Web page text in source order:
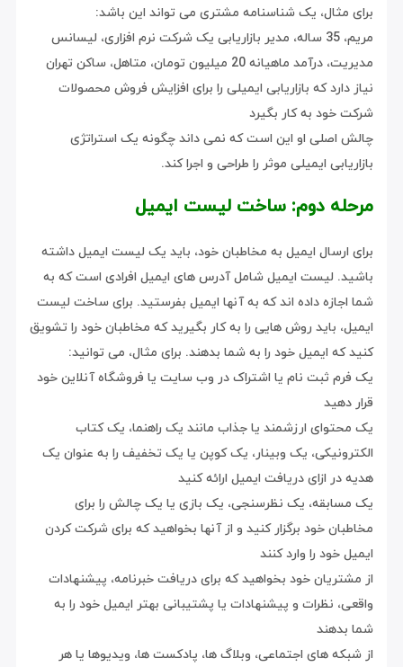
برای مثال، یک شناسنامه مشتری می تواند این باشد:
مریم، 35 ساله، مدیر بازاریابی یک شرکت نرم افزاری، لیسانس
مدیریت، درآمد ماهیانه 20 میلیون تومان، متاهل، ساکن تهران
نیاز دارد که بازاریابی ایمیلی را برای افزایش فروش محصولات
شرکت خود به کار بگیرد
چالش اصلی او این است که نمی داند چگونه یک استراتژی
بازاریابی ایمیلی موثر را طراحی و اجرا کند.
مرحله دوم: ساخت لیست ایمیل
برای ارسال ایمیل به مخاطبان خود، باید یک لیست ایمیل داشته
باشید. لیست ایمیل شامل آدرس های ایمیل افرادی است که به
شما اجازه داده اند که به آنها ایمیل بفرستید. برای ساخت لیست
ایمیل، باید روش هایی را به کار بگیرید که مخاطبان خود را تشویق
کنید که ایمیل خود را به شما بدهند. برای مثال، می توانید:
یک فرم ثبت نام یا اشتراک در وب سایت یا فروشگاه آنلاین خود
قرار دهید
یک محتوای ارزشمند یا جذاب مانند یک راهنما، یک کتاب
الکترونیکی، یک وبینار، یک کوپن یا یک تخفیف را به عنوان یک
هدیه در ازای دریافت ایمیل ارائه کنید
یک مسابقه، یک نظرسنجی، یک بازی یا یک چالش را برای
مخاطبان خود برگزار کنید و از آنها بخواهید که برای شرکت کردن
ایمیل خود را وارد کنند
از مشتریان خود بخواهید که برای دریافت خبرنامه، پیشنهادات
واقعی، نظرات و پیشنهادات یا پشتیبانی بهتر ایمیل خود را به
شما بدهند
از شبکه های اجتماعی، وبلاگ ها، پادکست ها، ویدیوها یا هر